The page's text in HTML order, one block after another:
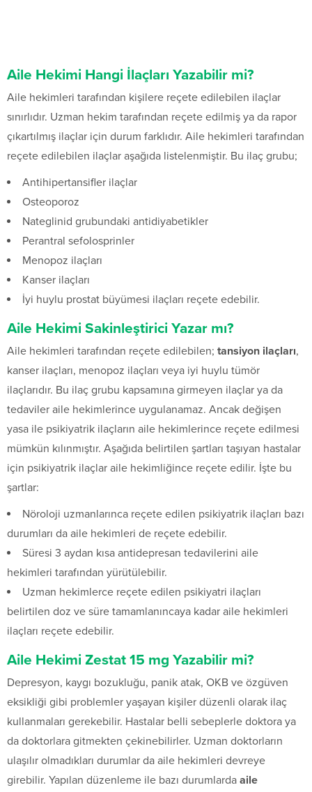
Aile Hekimi Hangi İlaçları Yazabilir mi?
Aile hekimleri tarafından kişilere reçete edilebilen ilaçlar
sınırlıdır. Uzman hekim tarafından reçete edilmiş ya da rapor
çıkartılmış ilaçlar için durum farklıdır. Aile hekimleri tarafından
reçete edilebilen ilaçlar aşağıda listelenmiştir. Bu ilaç grubu;
Antihipertansifler ilaçlar
Osteoporoz
Nateglinid grubundaki antidiyabetikler
Perantral sefolosprinler
Menopoz ilaçları
Kanser ilaçları
İyi huylu prostat büyümesi ilaçları reçete edebilir.
Aile Hekimi Sakinleştirici Yazar mı?
Aile hekimleri tarafından reçete edilebilen; tansiyon ilaçları,
kanser ilaçları, menopoz ilaçları veya iyi huylu tümör
ilaçlarıdır. Bu ilaç grubu kapsamına girmeyen ilaçlar ya da
tedaviler aile hekimlerince uygulanamaz. Ancak değişen
yasa ile psikiyatrik ilaçların aile hekimlerince reçete edilmesi
mümkün kılınmıştır. Aşağıda belirtilen şartları taşıyan hastalar
için psikiyatrik ilaçlar aile hekimliğince reçete edilir. İşte bu
şartlar:
Nöroloji uzmanlarınca reçete edilen psikiyatrik ilaçları bazı
durumları da aile hekimleri de reçete edebilir.
Süresi 3 aydan kısa antidepresan tedavilerini aile
hekimleri tarafından yürütülebilir.
Uzman hekimlerce reçete edilen psikiyatri ilaçları
belirtilen doz ve süre tamamlanıncaya kadar aile hekimleri
ilaçları reçete edebilir.
Aile Hekimi Zestat 15 mg Yazabilir mi?
Depresyon, kaygı bozukluğu, panik atak, OKB ve özgüven
eksikliği gibi problemler yaşayan kişiler düzenli olarak ilaç
kullanmaları gerekebilir. Hastalar belli sebeplerle doktora ya
da doktorlara gitmekten çekinebilirler. Uzman doktorların
ulaşılır olmadıkları durumlar da aile hekimleri devreye
girebilir. Yapılan düzenleme ile bazı durumlarda aile